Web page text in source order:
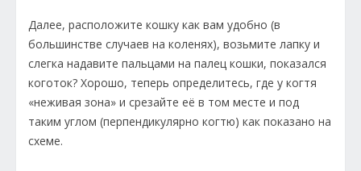
Далее, расположите кошку как вам удобно (в
большинстве случаев на коленях), возьмите лапку и
слегка надавите пальцами на палец кошки, показался
коготок? Хорошо, теперь определитесь, где у когтя
«неживая зона» и срезайте её в том месте и под
таким углом (перпендикулярно когтю) как показано на
схеме.